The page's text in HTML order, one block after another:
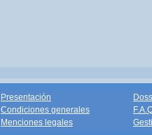
Presentación
Condiciones generales
Menciones legales